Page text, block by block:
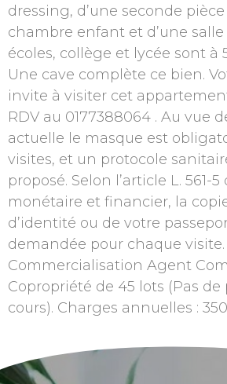
dressing, d’une seconde
chambre enfant et d’une salle
écoles, collège et lycée sont à
Une cave complète ce bien.
invite à visiter cet
RDV au 0177388064 . Au vue
actuelle le masque est
visites, et un protocole
proposé. Selon l’article L. 561-5
monétaire et financier, la
d’identité ou de votre
demandée pour chaque visite.
Commercialisation Agent
Copropriété de 45 lots (Pas de
cours). Charges annuelles :